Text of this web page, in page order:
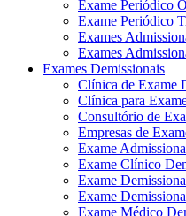
Exame Periódico
Exame Periódico
Exames
Exames
Exames Demissionais
Clínica de Exame
Clínica para
Consultório de
Empresas de
Exame
Exame Clínico
Exame
Exame
Exame Médico